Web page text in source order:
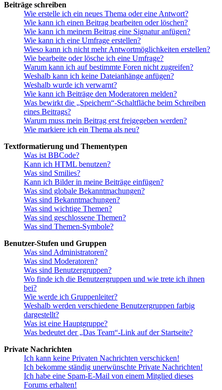
Beiträge schreiben
Wie erstelle ich ein neues Thema oder eine Antwort?
Wie kann ich einen Beitrag bearbeiten oder löschen?
Wie kann ich meinem Beitrag eine Signatur anfügen?
Wie kann ich eine Umfrage erstellen?
Wieso kann ich nicht mehr Antwortmöglichkeiten erstellen?
Wie bearbeite oder lösche ich eine Umfrage?
Warum kann ich auf bestimmte Foren nicht zugreifen?
Weshalb kann ich keine Dateianhänge anfügen?
Weshalb wurde ich verwarnt?
Wie kann ich Beiträge den Moderatoren melden?
Was bewirkt die „Speichern“-Schaltfläche beim Schreiben
eines Beitrags?
Warum muss mein Beitrag erst freigegeben werden?
Wie markiere ich ein Thema als neu?
Textformatierung und Thementypen
Was ist BBCode?
Kann ich HTML benutzen?
Was sind Smilies?
Kann ich Bilder in meine Beiträge einfügen?
Was sind globale Bekanntmachungen?
Was sind Bekanntmachungen?
Was sind wichtige Themen?
Was sind geschlossene Themen?
Was sind Themen-Symbole?
Benutzer-Stufen und Gruppen
Was sind Administratoren?
Was sind Moderatoren?
Was sind Benutzergruppen?
Wo finde ich die Benutzergruppen und wie trete ich ihnen
bei?
Wie werde ich Gruppenleiter?
Weshalb werden verschiedene Benutzergruppen farbig
dargestellt?
Was ist eine Hauptgruppe?
Was bedeutet der „Das Team“-Link auf der Startseite?
Private Nachrichten
Ich kann keine Privaten Nachrichten verschicken!
Ich bekomme ständig unerwünschte Private Nachrichten!
Ich habe eine Spam-E-Mail von einem Mitglied dieses
Forums erhalten!